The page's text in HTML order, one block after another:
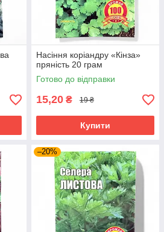
Насіння коріандру «Кінза»
пряність 20 грам
Готово до відправки
15,20 ₴ 19 ₴
Купити
–20%